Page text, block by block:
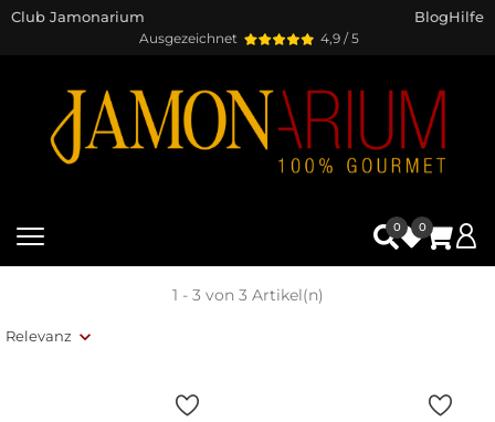
Ausgezeichnet 4,9 / 5
Club Jamonarium BlogHilfe
0 0
Relevanz
1 - 3 von 3 Artikel(n)